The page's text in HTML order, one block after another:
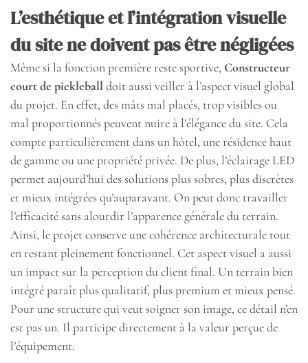
L’esthétique et l’intégration visuelle
du site ne doivent pas être négligées
Même si la fonction première reste sportive, Constructeur
court de pickleball doit aussi veiller à l’aspect visuel global
du projet. En effet, des mâts mal placés, trop visibles ou
mal proportionnés peuvent nuire à l’élégance du site. Cela
compte particulièrement dans un hôtel, une résidence haut
de gamme ou une propriété privée. De plus, l’éclairage LED
permet aujourd’hui des solutions plus sobres, plus discrètes
et mieux intégrées qu’auparavant. On peut donc travailler
l’efficacité sans alourdir l’apparence générale du terrain.
Ainsi, le projet conserve une cohérence architecturale tout
en restant pleinement fonctionnel. Cet aspect visuel a aussi
un impact sur la perception du client final. Un terrain bien
intégré paraît plus qualitatif, plus premium et mieux pensé.
Pour une structure qui veut soigner son image, ce détail n’en
est pas un. Il participe directement à la valeur perçue de
l’équipement.